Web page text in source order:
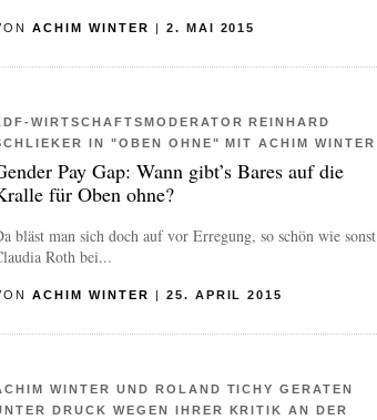
ACHIM WINTER | 2. MAI 2015
WIRTSCHAFTSMODERATOR REINHARD
IN "OBEN OHNE" MIT ACHIM WINTER
Pay Gap: Wann gibt’s Bares auf die
für Oben ohne?
bläst man sich doch auf vor Erregung, so schön wie sonst
Roth bei...
ACHIM WINTER | 25. APRIL 2015
WINTER UND ROLAND TICHY GERATEN
DRUCK WEGEN IHRER KRITIK AN DER